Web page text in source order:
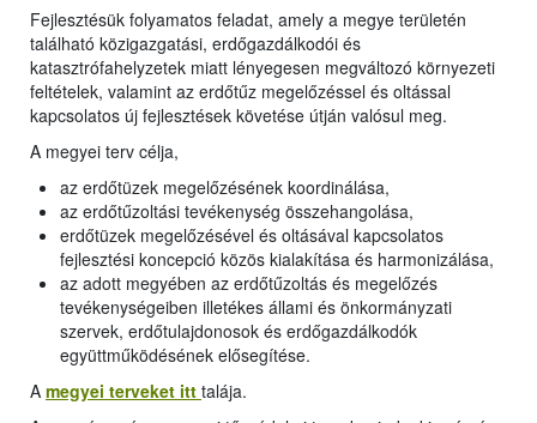
Fejlesztésük folyamatos feladat, amely a megye területén
található közigazgatási, erdőgazdálkodói és
katasztrófahelyzetek miatt lényegesen megváltozó környezeti
feltételek, valamint az erdőtűz megelőzéssel és oltással
kapcsolatos új fejlesztések követése útján valósul meg.
A megyei terv célja,
az erdőtüzek megelőzésének koordinálása,
az erdőtűzoltási tevékenység összehangolása,
erdőtüzek megelőzésével és oltásával kapcsolatos
fejlesztési koncepció közös kialakítása és harmonizálása,
az adott megyében az erdőtűzoltás és megelőzés
tevékenységeiben illetékes állami és önkormányzati
szervek, erdőtulajdonosok és erdőgazdálkodók
együttműködésének elősegítése.
A megyei terveket itt talája.